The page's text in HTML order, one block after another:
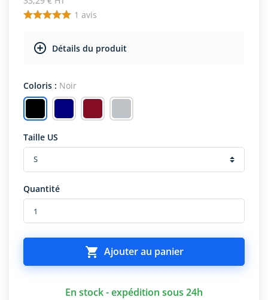
1 avis
Détails du produit
Coloris : Noir
Taille US
Quantité
 Ajouter au panier
En stock - expédition sous 24h